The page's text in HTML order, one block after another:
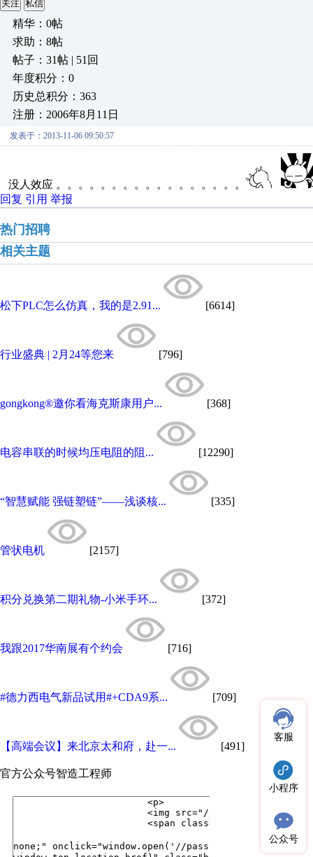
关注 私信
精华：0帖
求助：8帖
帖子：31帖 | 51回
年度积分：0
历史总积分：363
注册：2006年8月11日
发表于：2013-11-06 09:50:57
没人效应 。。。。。。。。。。。。。。。。。
回复 引用 举报
热门招聘
相关主题
松下PLC怎么仿真，我的是2.91... [6614]
行业盛典 | 2月24等您来 [796]
gongkong®邀你看海克斯康用户... [368]
电容串联的时候均压电阻的阻... [12290]
“智慧赋能 强链塑链”——浅谈核... [335]
管状电机 [2157]
积分兑换第二期礼物-小米手环... [372]
我跟2017华南展有个约会 [716]
#德力西电气新品试用#+CDA9系... [709]
【高端会议】来北京太和府，赴一... [491]
官方公众号智造工程师
客服
小程序
公众号